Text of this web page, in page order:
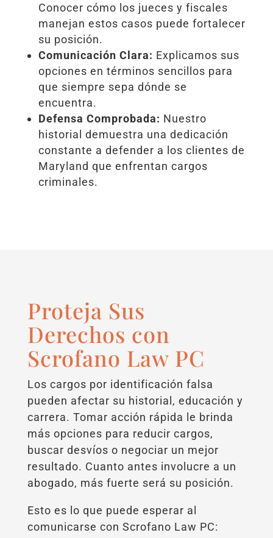
Conocer cómo los jueces y fiscales
manejan estos casos puede fortalecer
su posición.
Comunicación Clara: Explicamos sus
opciones en términos sencillos para
que siempre sepa dónde se
encuentra.
Defensa Comprobada: Nuestro
historial demuestra una dedicación
constante a defender a los clientes de
Maryland que enfrentan cargos
criminales.
Proteja Sus
Derechos con
Scrofano Law PC
Los cargos por identificación falsa
pueden afectar su historial, educación y
carrera. Tomar acción rápida le brinda
más opciones para reducir cargos,
buscar desvíos o negociar un mejor
resultado. Cuanto antes involucre a un
abogado, más fuerte será su posición.
Esto es lo que puede esperar al
comunicarse con Scrofano Law PC: